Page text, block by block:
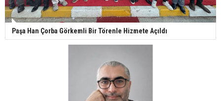
Paşa Han Çorba Görkemli Bir Törenle Hizmete Açıldı